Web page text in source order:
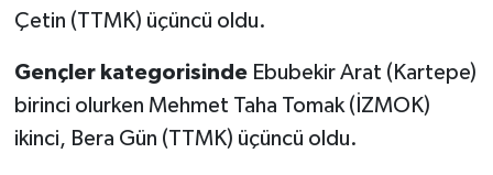
Çetin (TTMK) üçüncü oldu.
Gençler kategorisinde Ebubekir Arat (Kartepe)
birinci olurken Mehmet Taha Tomak (İZMOK)
ikinci, Bera Gün (TTMK) üçüncü oldu.